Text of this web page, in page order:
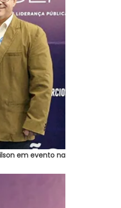
em evento na